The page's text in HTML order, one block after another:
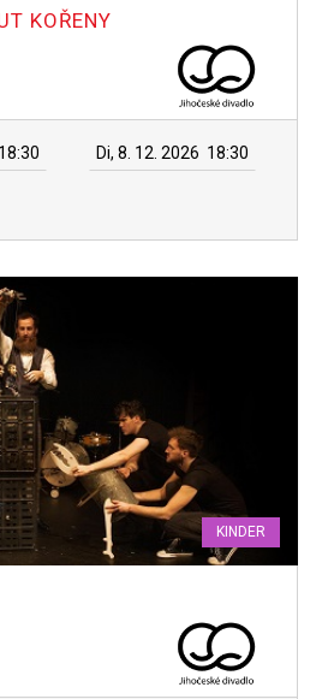
KOŘENY
18:30 Di, 8. 12. 2026 18:30
KINDER